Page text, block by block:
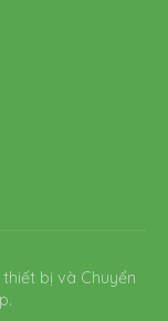
bị và Chuyển